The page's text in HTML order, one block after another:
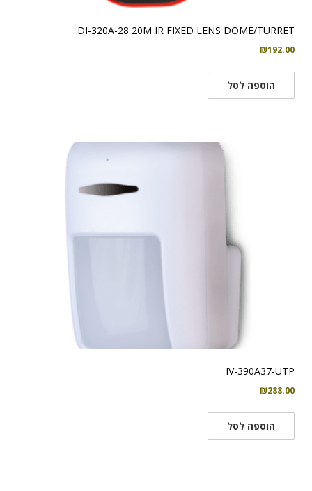
DI-320A-28 20M IR FIXED LENS DOME/TURRET
₪192.00
הוספה לסל
IV-390A37-UTP
₪288.00
הוספה לסל